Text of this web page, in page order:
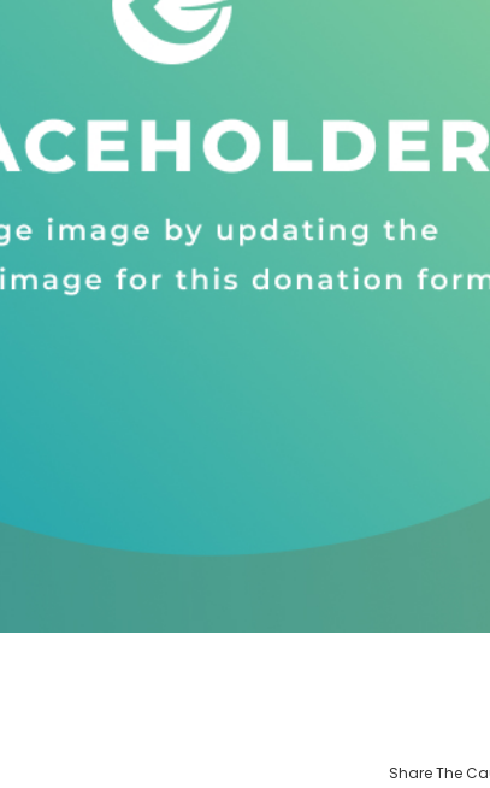
Share The